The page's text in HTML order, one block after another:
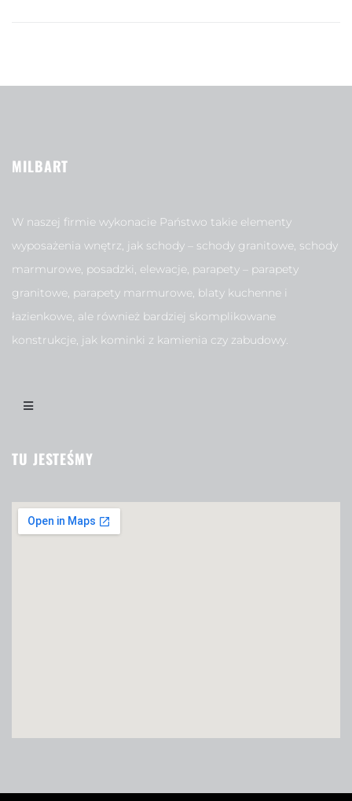
MILBART
W naszej firmie wykonacie Państwo takie elementy
wyposażenia wnętrz, jak schody – schody granitowe, schody
marmurowe, posadzki, elewacje, parapety – parapety
granitowe, parapety marmurowe, blaty kuchenne i
łazienkowe, ale również bardziej skomplikowane
konstrukcje, jak kominki z kamienia czy zabudowy.
TU JESTEŚMY